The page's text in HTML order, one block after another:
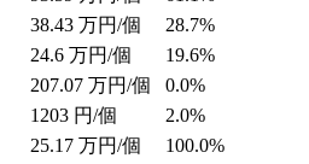
38.43 万円/個
28.7%
24.6 万円/個
19.6%
207.07 万円/個
0.0%
1203 円/個
2.0%
25.17 万円/個
100.0%